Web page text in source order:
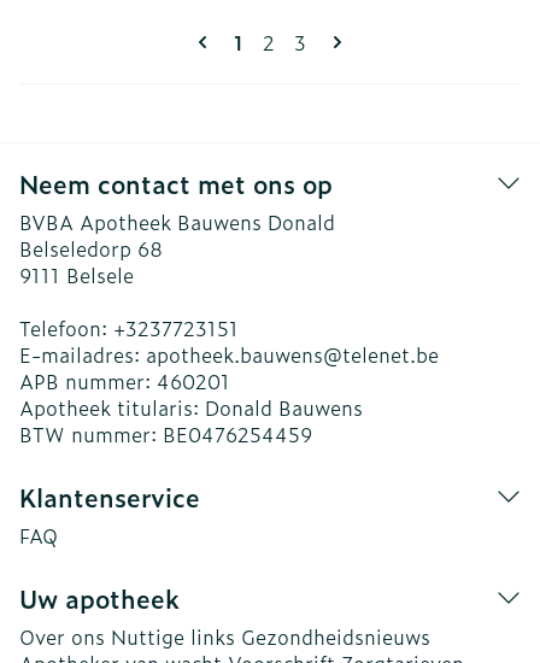
Pagina's
U lees momenteel pagina
1 Pagina
2 Pagina
3
Neem contact met ons op
BVBA Apotheek Bauwens Donald
Belseledorp 68
9111 Belsele
Telefoon: +3237723151
E-mailadres: apotheek.bauwens@telenet.be
APB nummer: 460201
Apotheek titularis: Donald Bauwens
BTW nummer: BE0476254459
Klantenservice
FAQ
Uw apotheek
Over ons Nuttige links Gezondheidsnieuws